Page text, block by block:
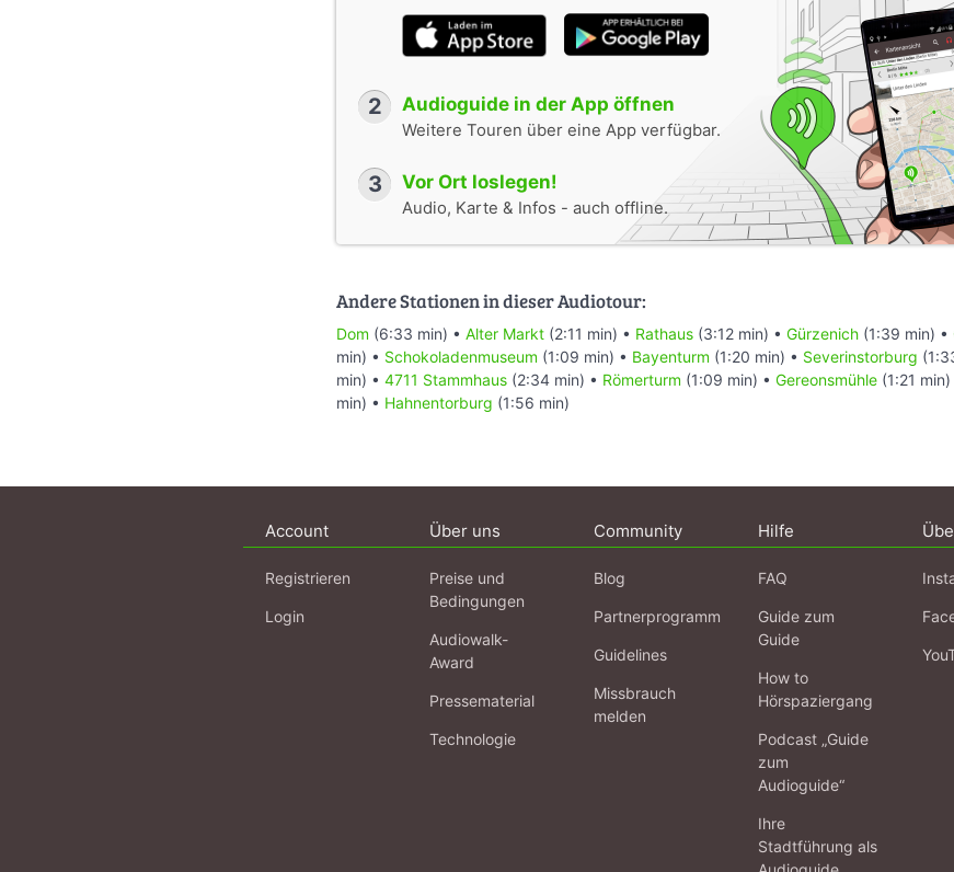
2 Audioguide in der App öffnen
Weitere Touren über eine App verfügbar.
3 Vor Ort loslegen!
Audio, Karte & Infos - auch offline.
Andere Stationen in dieser Audiotour:
Dom (6:33 min) • Alter Markt (2:11 min) • Rathaus (3:12 min) • Gürzenich (1:39 min) •
min) • Schokoladenmuseum (1:09 min) • Bayenturm (1:20 min) • Severinstorburg
min) • 4711 Stammhaus (2:34 min) • Römerturm (1:09 min) • Gereonsmühle (1:21 min)
min) • Hahnentorburg (1:56 min)
Account
Registrieren
Login
Über uns
Preise und
Bedingungen
Audiowalk-
Award
Pressematerial
Technologie
Community
Blog
Partnerprogramm
Guidelines
Missbrauch
melden
Hilfe
FAQ
Guide zum
Guide
How to
Hörspaziergang
Podcast „Guide
zum
Audioguide“
Ihre
Stadtführung als